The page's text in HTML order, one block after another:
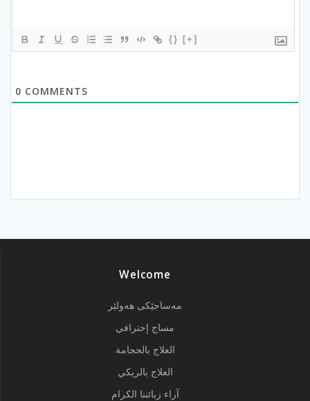
{} [+]
0 COMMENTS
Welcome
مەساجێکی هەولێر
مساج إحترافي
العلاج بالحجامة
العلاج بالريكي
آراء زبائننا الكرام